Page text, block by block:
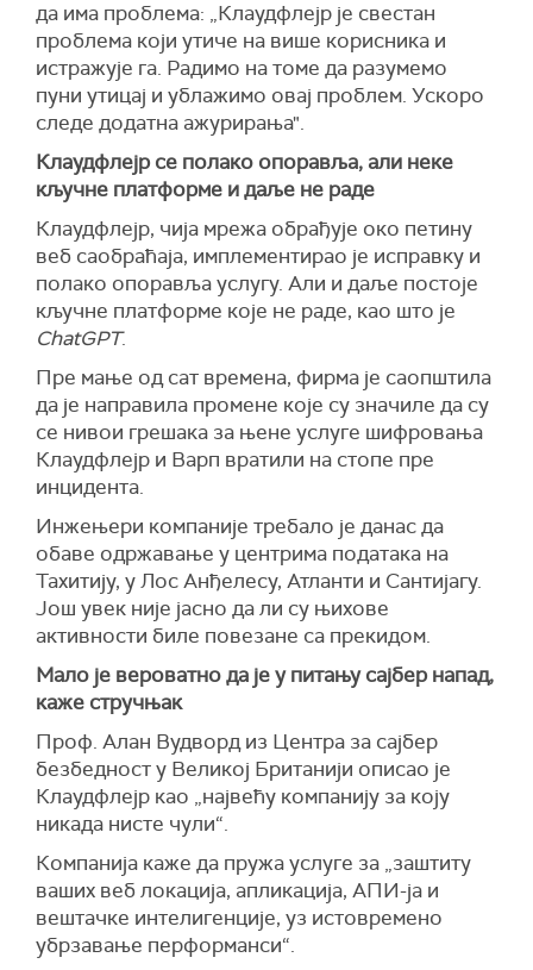
да има проблема: „Клаудфлејр је свестан
проблема који утиче на више корисника и
истражује га. Радимо на томе да разумемо
пуни утицај и ублажимо овај проблем. Ускоро
следе додатна ажурирања".
Клаудфлејр се полако опоравља, али неке
кључне платформе и даље не раде
Клаудфлејр, чија мрежа обрађује око петину
веб саобраћаја, имплементирао је исправку и
полако опоравља услугу. Али и даље постоје
кључне платформе које не раде, као што је
ChatGPT.
Пре мање од сат времена, фирма је саопштила
да је направила промене које су значиле да су
се нивои грешака за њене услуге шифровања
Клаудфлејр и Варп вратили на стопе пре
инцидента.
Инжењери компаније требало је данас да
обаве одржавање у центрима података на
Тахитију, у Лос Анђелесу, Атланти и Сантијагу.
Још увек није јасно да ли су њихове
активности биле повезане са прекидом.
Мало је вероватно да је у питању сајбер напад,
каже стручњак
Проф. Алан Вудворд из Центра за сајбер
безбедност у Великој Британији описао је
Клаудфлејр као „највећу компанију за коју
никада нисте чули“.
Компанија каже да пружа услуге за „заштиту
ваших веб локација, апликација, АПИ-ја и
вештачке интелигенције, уз истовремено
убрзавање перформанси“.